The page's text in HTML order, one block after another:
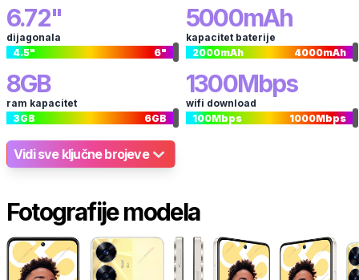
6.72"
dijagonala
4.5" 6"
5000mAh
kapacitet baterije
2000mAh 4000mAh
8GB
ram kapacitet
3GB 6GB
1300Mbps
wifi download
100Mbps 1000Mbps
Vidi sve ključne brojeve
Fotografije modela